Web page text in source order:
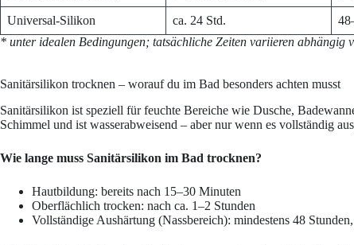
Universal-Silikon ca. 24 Std.
* unter idealen Bedingungen; tatsächliche Zeiten variieren abhängig
Sanitärsilikon trocknen – worauf du im Bad besonders achten musst
Sanitärsilikon ist speziell für feuchte Bereiche wie Dusche,
Schimmel und ist wasserabweisend – aber nur wenn es vollständig
Wie lange muss Sanitärsilikon im Bad trocknen?
Hautbildung: bereits nach 15–30 Minuten
Oberflächlich trocken: nach ca. 1–2 Stunden
Vollständige Aushärtung (Nassbereich): mindestens 48